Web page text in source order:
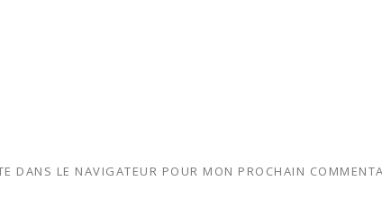
DANS LE NAVIGATEUR POUR MON PROCHAIN